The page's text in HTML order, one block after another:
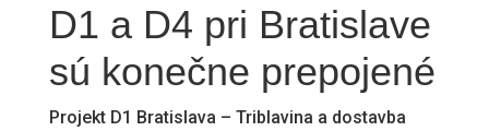
D1 a D4 pri Bratislave
sú konečne prepojené
Projekt D1 Bratislava – Triblavina a dostavba